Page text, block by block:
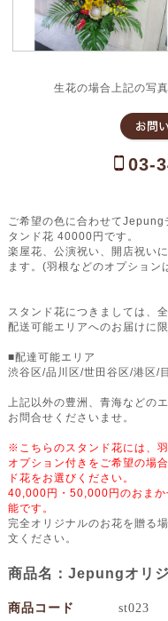
生花の場合上記の写
03-
ご希望の色に合わせてJepung
タンド花 40000円です。
楽屋花、公演祝い、開店祝い
ます。(羽根などのオプション
スタンド花につきましては、
配送可能エリアへのお届けに
■配達可能エリア
渋谷区/品川区/世田谷区/港区/
上記以外の豊洲、青海などの
お問合せくださいませ。
※こちらのスタンド花には、
オプション付きをご希望の場
ド花をお選びください。
40,000円・50,000円のおまか
能です。
完全オリジナルのお花を贈る場
文ください。
商品名：Jepungオリ
商品コード st023